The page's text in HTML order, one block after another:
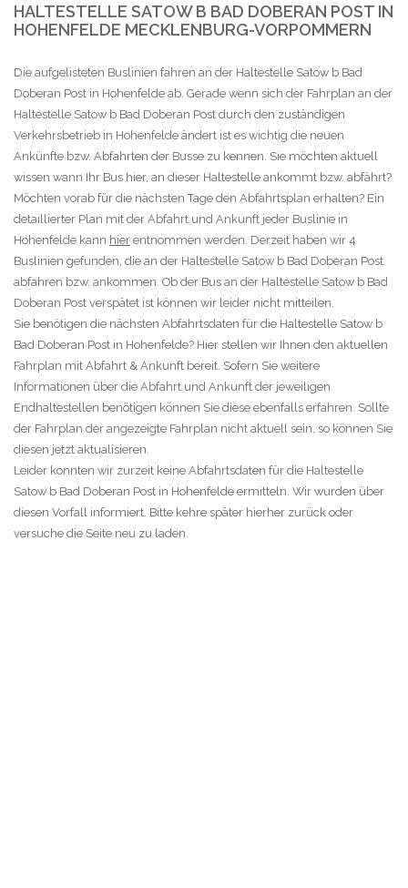
HALTESTELLE SATOW B BAD DOBERAN POST IN
HOHENFELDE MECKLENBURG-VORPOMMERN
Die aufgelisteten Buslinien fahren an der Haltestelle Satow b Bad
Doberan Post in Hohenfelde ab. Gerade wenn sich der Fahrplan an der
Haltestelle Satow b Bad Doberan Post durch den zuständigen
Verkehrsbetrieb in Hohenfelde ändert ist es wichtig die neuen
Ankünfte bzw. Abfahrten der Busse zu kennen. Sie möchten aktuell
wissen wann Ihr Bus hier, an dieser Haltestelle ankommt bzw. abfährt?
Möchten vorab für die nächsten Tage den Abfahrtsplan erhalten? Ein
detaillierter Plan mit der Abfahrt und Ankunft jeder Buslinie in
Hohenfelde kann hier entnommen werden. Derzeit haben wir 4
Buslinien gefunden, die an der Haltestelle Satow b Bad Doberan Post
abfahren bzw. ankommen. Ob der Bus an der Haltestelle Satow b Bad
Doberan Post verspätet ist können wir leider nicht mitteilen.
Sie benötigen die nächsten Abfahrtsdaten für die Haltestelle Satow b
Bad Doberan Post in Hohenfelde? Hier stellen wir Ihnen den aktuellen
Fahrplan mit Abfahrt & Ankunft bereit. Sofern Sie weitere
Informationen über die Abfahrt und Ankunft der jeweiligen
Endhaltestellen benötigen können Sie diese ebenfalls erfahren. Sollte
der Fahrplan der angezeigte Fahrplan nicht aktuell sein, so können Sie
diesen jetzt aktualisieren.
Leider konnten wir zurzeit keine Abfahrtsdaten für die Haltestelle
Satow b Bad Doberan Post in Hohenfelde ermitteln. Wir wurden über
diesen Vorfall informiert. Bitte kehre später hierher zurück oder
versuche die Seite neu zu laden.